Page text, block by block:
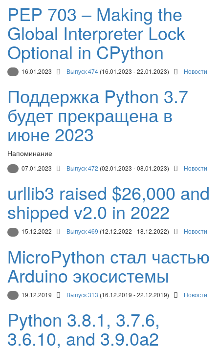
PEP 703 – Making the
Global Interpreter Lock
Optional in CPython
16.01.2023 Выпуск 474 (16.01.2023 - 22.01.2023) Новости
Поддержка Python 3.7
будет прекращена в
июне 2023
Напоминание
07.01.2023 Выпуск 472 (02.01.2023 - 08.01.2023) Новости
urllib3 raised $26,000 and
shipped v2.0 in 2022
15.12.2022 Выпуск 469 (12.12.2022 - 18.12.2022) Новости
MicroPython стал частью
Arduino экосистемы
19.12.2019 Выпуск 313 (16.12.2019 - 22.12.2019) Новости
Python 3.8.1, 3.7.6,
3.6.10, and 3.9.0a2